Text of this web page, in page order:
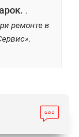
.
ремонте в